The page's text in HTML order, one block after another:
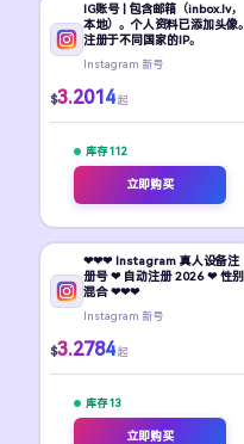
IG账号 | 包含邮箱（inbox.lv，
本地）。个人资料已添加头像。
注册于不同国家的IP。
Instagram 新号
$3.2014 起
库存 112
立即购买
❤❤❤ Instagram 真人设备注
册号 ❤ 自动注册 2026 ❤ 性别
混合 ❤❤❤
Instagram 新号
$3.2784 起
库存 13
立即购买